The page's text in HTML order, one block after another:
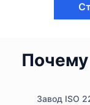
Завод ISO